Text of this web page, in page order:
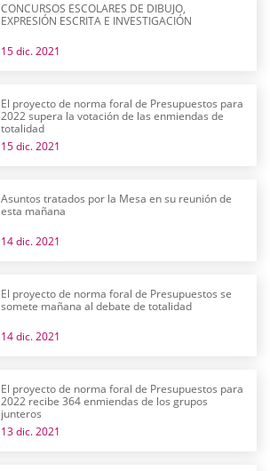
CONCURSOS ESCOLARES DE DIBUJO,
EXPRESIÓN ESCRITA E INVESTIGACIÓN
15 dic. 2021
El proyecto de norma foral de Presupuestos para
2022 supera la votación de las enmiendas de
totalidad
15 dic. 2021
Asuntos tratados por la Mesa en su reunión de
esta mañana
14 dic. 2021
El proyecto de norma foral de Presupuestos se
somete mañana al debate de totalidad
14 dic. 2021
El proyecto de norma foral de Presupuestos para
2022 recibe 364 enmiendas de los grupos
junteros
13 dic. 2021